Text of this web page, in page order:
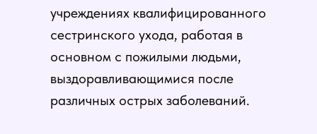
учреждениях квалифицированного
сестринского ухода, работая в
основном с пожилыми людьми,
выздоравливающимися после
различных острых заболеваний.